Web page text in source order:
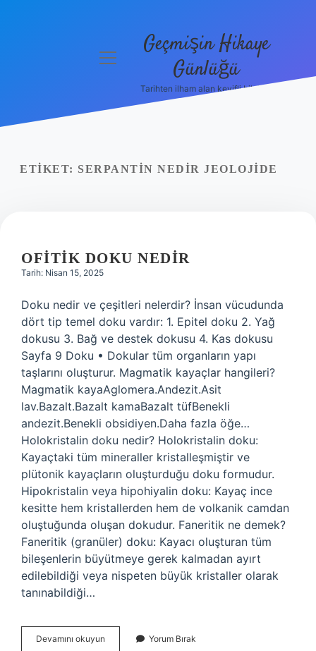
menüyü
Geçmişin Hikaye
Günlüğü
Tarihten ilham alan keyifli bilgiler!
ETIKET: SERPANTIN NEDIR JEOLOJIDE
OFITIK DOKU NEDIR
Tarih: Nisan 15, 2025
Doku nedir ve çeşitleri nelerdir? İnsan vücudunda
dört tip temel doku vardır: 1. Epitel doku 2. Yağ
dokusu 3. Bağ ve destek dokusu 4. Kas dokusu
Sayfa 9 Doku • Dokular tüm organların yapı
taşlarını oluşturur. Magmatik kayaçlar hangileri?
Magmatik kayaAglomera.Andezit.Asit
lav.Bazalt.Bazalt kamaBazalt tüfBenekli
andezit.Benekli obsidiyen.Daha fazla öğe…
Holokristalin doku nedir? Holokristalin doku:
Kayaçtaki tüm mineraller kristalleşmiştir ve
plütonik kayaçların oluşturduğu doku formudur.
Hipokristalin veya hipohiyalin doku: Kayaç ince
kesitte hem kristallerden hem de volkanik camdan
oluştuğunda oluşan dokudur. Faneritik ne demek?
Faneritik (granüler) doku: Kayacı oluşturan tüm
bileşenlerin büyütmeye gerek kalmadan ayırt
edilebildiği veya nispeten büyük kristaller olarak
tanınabildiği…
Devamını okuyun Yorum Bırak